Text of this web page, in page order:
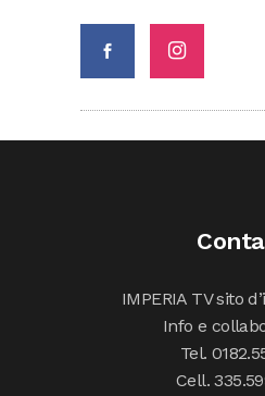
IMPERIA TV sito
Info e
Tel.
Cell.